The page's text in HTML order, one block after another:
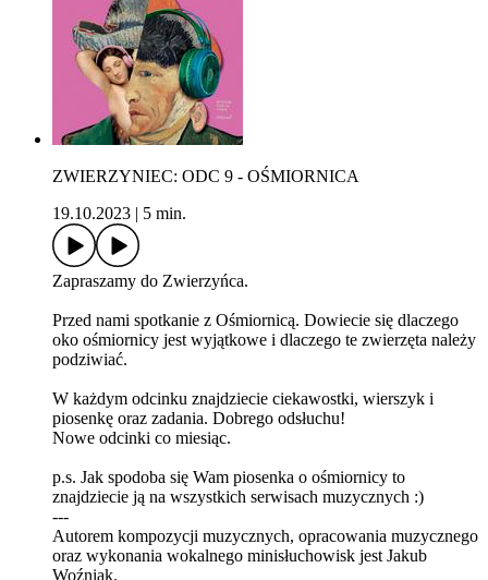
ZWIERZYNIEC: ODC 9 - OŚMIORNICA
19.10.2023 | 5 min.
Zapraszamy do Zwierzyńca.
Przed nami spotkanie z Ośmiornicą. Dowiecie się dlaczego
oko ośmiornicy jest wyjątkowe i dlaczego te zwierzęta należy
podziwiać.
W każdym odcinku znajdziecie ciekawostki, wierszyk i
piosenkę oraz zadania. Dobrego odsłuchu!
Nowe odcinki co miesiąc.
p.s. Jak spodoba się Wam piosenka o ośmiornicy to
znajdziecie ją na wszystkich serwisach muzycznych :)
---
Autorem kompozycji muzycznych, opracowania muzycznego
oraz wykonania wokalnego minisłuchowisk jest Jakub
Woźniak.